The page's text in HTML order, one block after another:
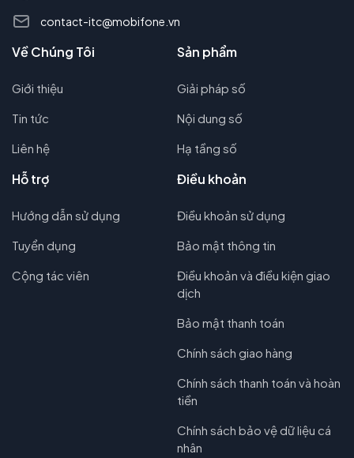
contact-itc@mobifone.vn
Về Chúng Tôi
Giới thiệu
Tin tức
Liên hệ
Sản phẩm
Giải pháp số
Nội dung số
Hạ tầng số
Hỗ trợ
Hướng dẫn sử dụng
Tuyển dụng
Cộng tác viên
Điều khoản
Điều khoản sử dụng
Bảo mật thông tin
Điều khoản và điều kiện giao
dịch
Bảo mật thanh toán
Chính sách giao hàng
Chính sách thanh toán và hoàn
tiền
Chính sách bảo vệ dữ liệu cá
nhân